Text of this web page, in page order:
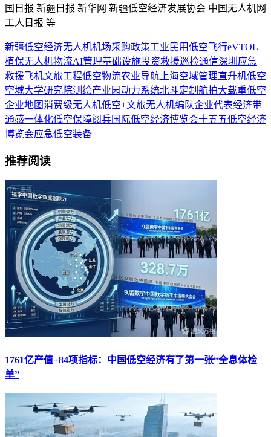
国日报 新疆日报 新华网 新疆低空经济发展协会 中国无人机网
工人日报 等
新疆低空经济无人机机场采购政策工业 民用低空飞行eVTOL
植保无人机物流AI管理基础设施投资救援巡检通信深圳 应急
救援飞机文旅工程低空物流农业导航 上海空域管理直升机低空
空域大学研究院测绘产业园动力系统北斗定制 航拍大载重低空
企业地图消费级无人机低空+文旅无人机编队企业代表经济带
通感一体化低空保障阅兵国际低空经济博览会十五五低空经济
博览会应急低空装备
推荐阅读
1761亿产值+84项指标：中国低空经济有了第一张“全息体检
单”